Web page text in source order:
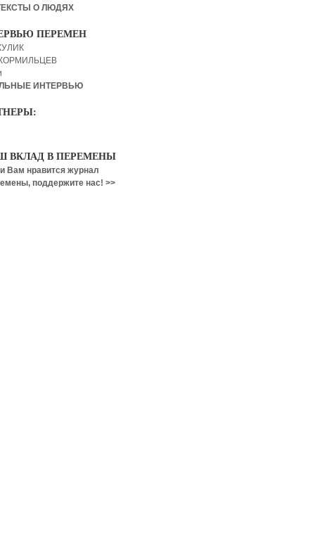
О ЛЮДЯХ
ПЕРЕМЕН
ИНТЕРВЬЮ
ВКЛАД В ПЕРЕМЕНЫ
Вам нравится журнал
поддержите нас! >>